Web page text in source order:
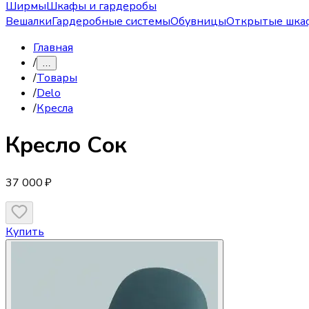
ШирмыШкафы и гардеробы
ВешалкиГардеробные системыОбувницыОткрытые
Главная
/ …
/Товары
/Delo
/Кресла
Кресло Сок
37 000 ₽
Купить